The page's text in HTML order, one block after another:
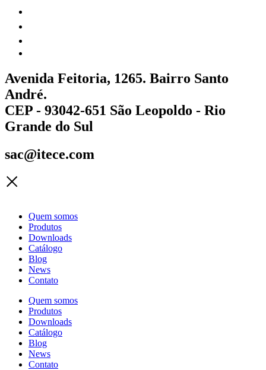
Avenida Feitoria, 1265. Bairro Santo
André.
CEP - 93042-651 São Leopoldo - Rio
Grande do Sul
sac@itece.com
Quem somos
Produtos
Downloads
Catálogo
Blog
News
Contato
Quem somos
Produtos
Downloads
Catálogo
Blog
News
Contato